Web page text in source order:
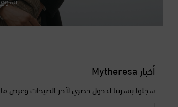
أخبار Mytheresa
سجلوا بنشرتنا لدخول حصري لآخر الصيحات وعرض